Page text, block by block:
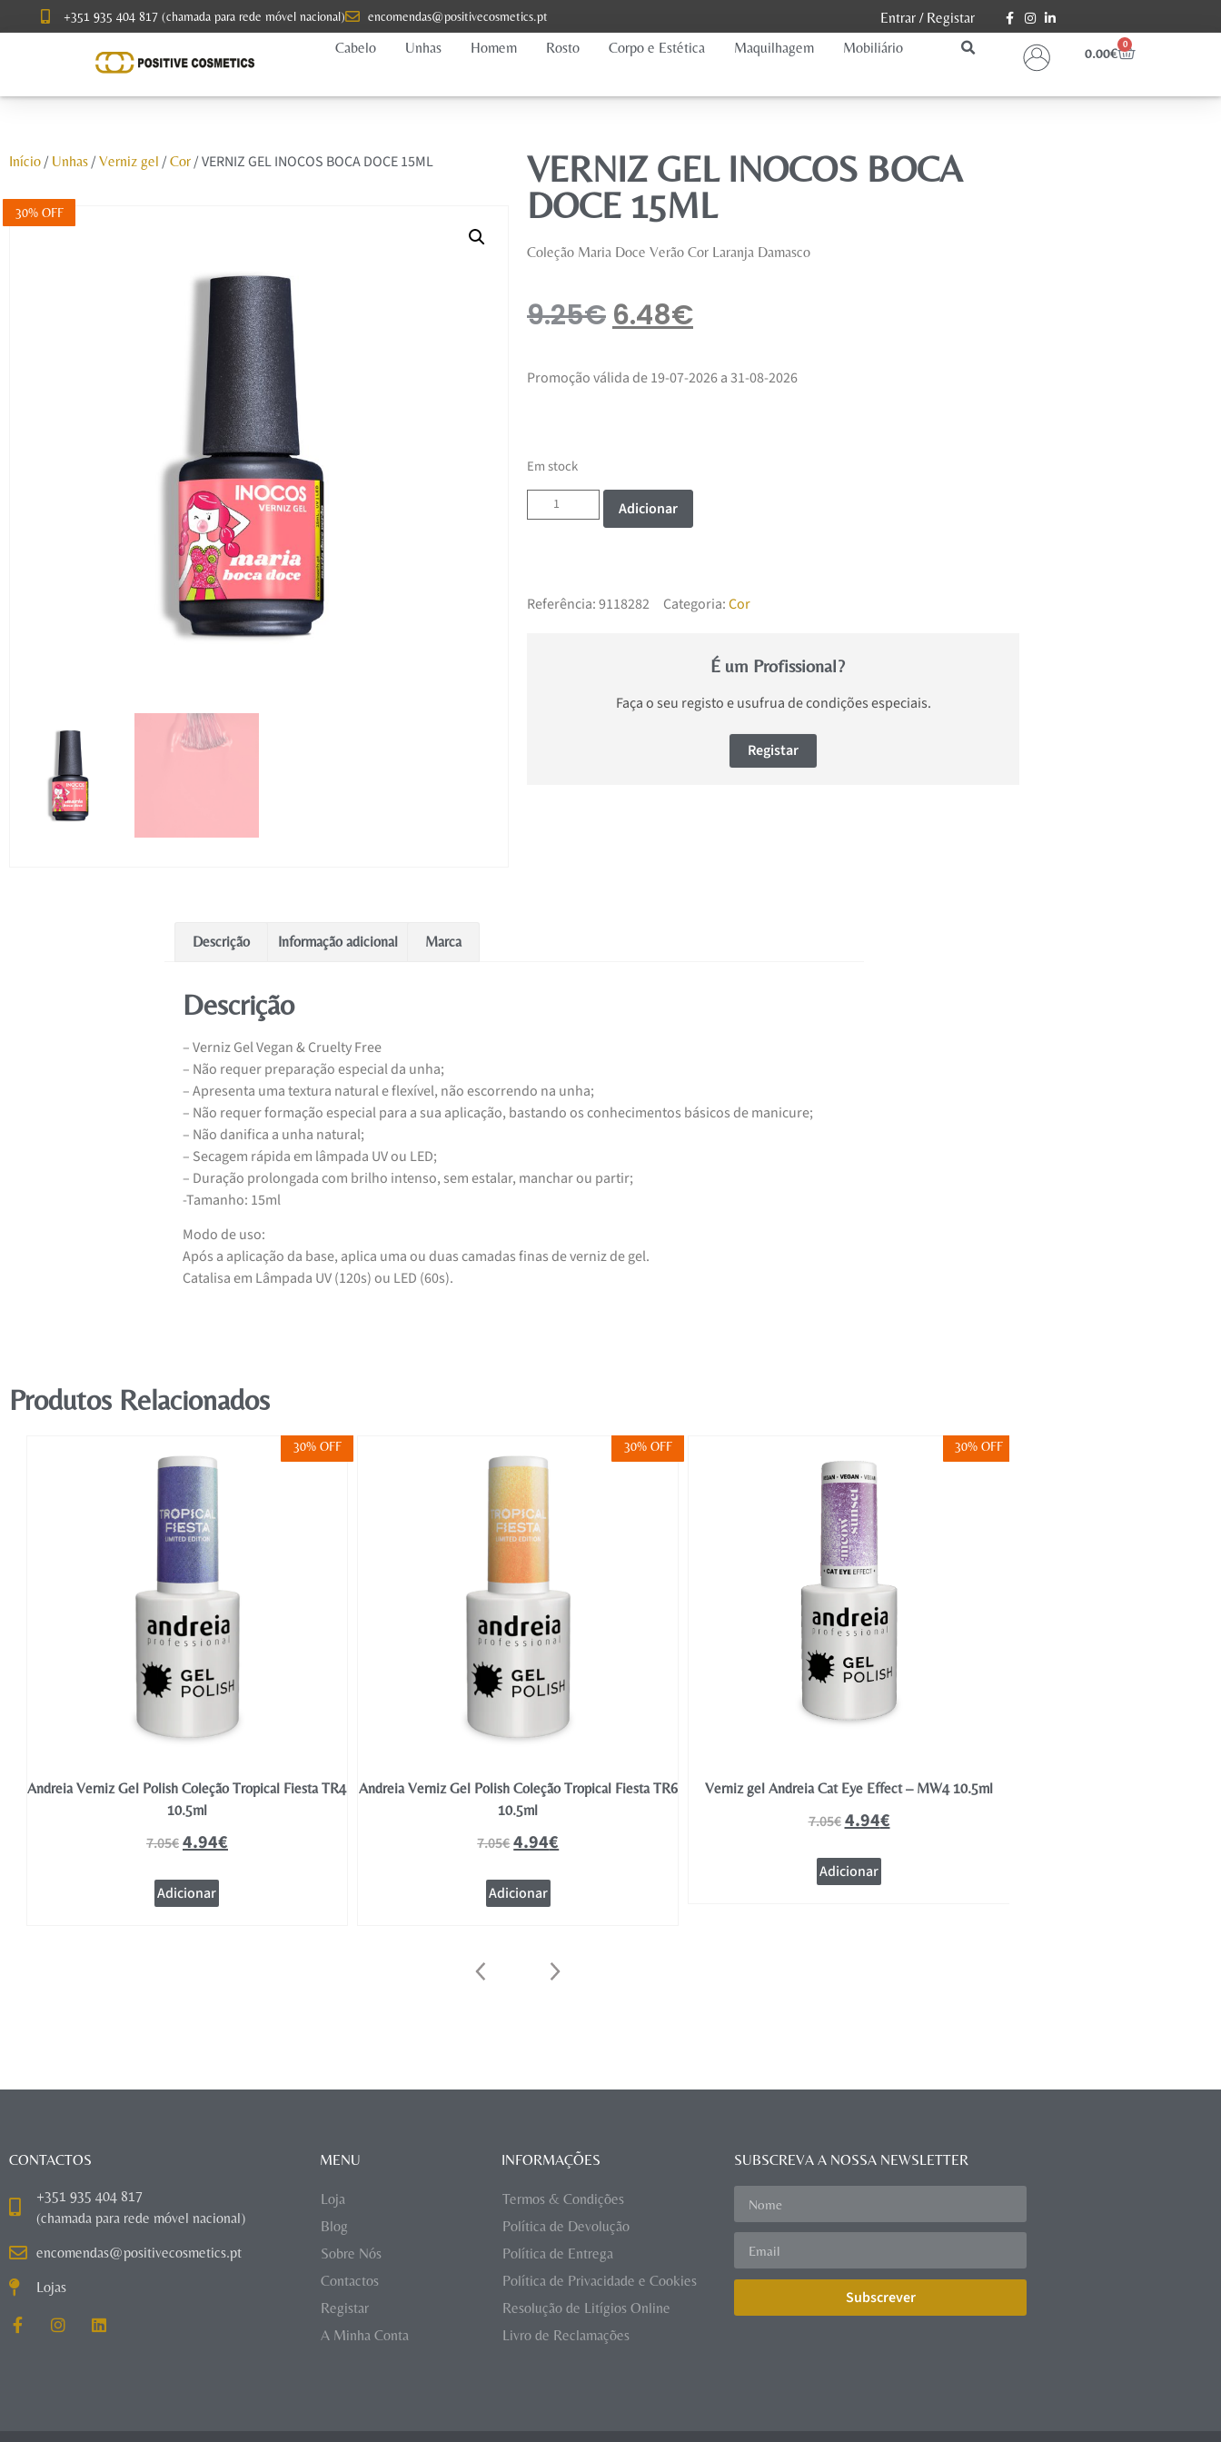
+351 935 404 817 (chamada para rede móvel nacional) encomendas@positivecosmetics.pt Entrar/ Registar
Cabelo
Unhas Homem Rosto Corpo e Estética Maquilhagem Mobiliário 0.00€
0
Início/ Unhas/ Verniz gel / Cor/ VERNIZ GEL INOCOS BOCA DOCE 15ML
30% OFF
VERNIZ GEL INOCOS BOCA
DOCE 15ML
Coleção Maria Doce Verão Cor Laranja Damasco
9.25€ 6.48€
Promoção válida de 19-07-2026 a 31-08-2026
Em stock
Adicionar
Referência:9118282 Categoria:Cor
É um Profissional?
Faça o seu registo e usufrua de condições especiais.
Registar
Descrição Informação adicional Marca
Descrição
– Verniz Gel Vegan & Cruelty Free
– Não requer preparação especial da unha;
– Apresenta uma textura natural e flexível, não escorrendo na unha;
– Não requer formação especial para a sua aplicação, bastando os conhecimentos básicos de manicure;
– Não danifica a unha natural;
– Secagem rápida em lâmpada UV ou LED;
– Duração prolongada com brilho intenso, sem estalar, manchar ou partir;
-Tamanho: 15ml
Modo de uso:
Após a aplicação da base, aplica uma ou duas camadas finas de verniz de gel.
Catalisa em Lâmpada UV (120s) ou LED (60s).
Produtos Relacionados
30% OFF
Andreia Verniz Gel Polish Coleção Tropical Fiesta TR4
10.5ml
7.05€4.94€
Adicionar
30% OFF
Andreia Verniz Gel Polish Coleção Tropical Fiesta TR6
10.5ml
7.05€4.94€
Adicionar
30% OFF
Verniz gel Andreia Cat Eye Effect – MW4 10.5ml
7.05€4.94€
Adicionar
CONTACTOS
+351 935 404 817
(chamada para rede móvel nacional)
encomendas@positivecosmetics.pt
Lojas
MENU
Loja
Blog
Sobre Nós
Contactos
Registar
A Minha Conta
INFORMAÇÕES
Termos & Condições
Política de Devolução
Política de Entrega
Política de Privacidade e Cookies
Resolução de Litígios Online
Livro de Reclamações
SUBSCREVA A NOSSA NEWSLETTER
Subscrever